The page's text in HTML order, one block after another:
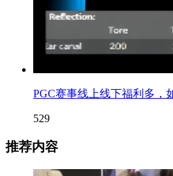
PGC赛事线上线下福利多，
529
推荐内容